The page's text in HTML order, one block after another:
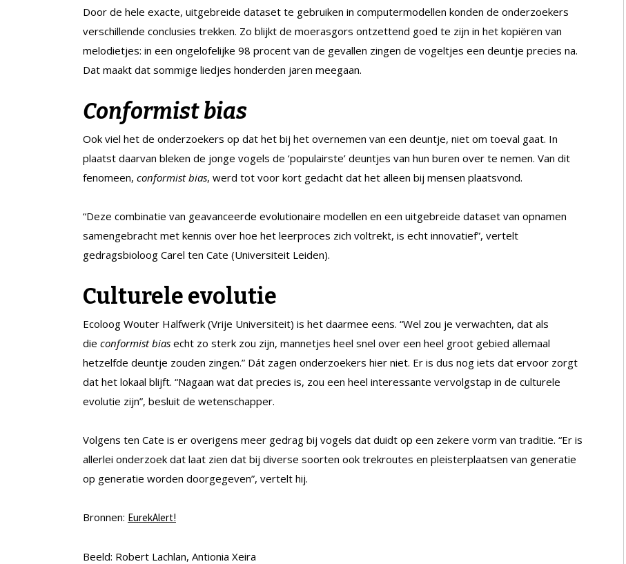
Door de hele exacte, uitgebreide dataset te gebruiken in computermodellen konden de onderzoekers
verschillende conclusies trekken. Zo blijkt de moerasgors ontzettend goed te zijn in het kopiëren van
melodietjes: in een ongelofelijke 98 procent van de gevallen zingen de vogeltjes een deuntje precies na.
Dat maakt dat sommige liedjes honderden jaren meegaan.
Conformist bias
Ook viel het de onderzoekers op dat het bij het overnemen van een deuntje, niet om toeval gaat. In
plaatst daarvan bleken de jonge vogels de ‘populairste’ deuntjes van hun buren over te nemen. Van dit
fenomeen, conformist bias, werd tot voor kort gedacht dat het alleen bij mensen plaatsvond.
“Deze combinatie van geavanceerde evolutionaire modellen en een uitgebreide dataset van opnamen
samengebracht met kennis over hoe het leerproces zich voltrekt, is echt innovatief”, vertelt
gedragsbioloog Carel ten Cate (Universiteit Leiden).
Culturele evolutie
Ecoloog Wouter Halfwerk (Vrije Universiteit) is het daarmee eens. “Wel zou je verwachten, dat als
die conformist bias echt zo sterk zou zijn, mannetjes heel snel over een heel groot gebied allemaal
hetzelfde deuntje zouden zingen.” Dát zagen onderzoekers hier niet. Er is dus nog iets dat ervoor zorgt
dat het lokaal blijft. “Nagaan wat dat precies is, zou een heel interessante vervolgstap in de culturele
evolutie zijn”, besluit de wetenschapper.
Volgens ten Cate is er overigens meer gedrag bij vogels dat duidt op een zekere vorm van traditie. “Er is
allerlei onderzoek dat laat zien dat bij diverse soorten ook trekroutes en pleisterplaatsen van generatie
op generatie worden doorgegeven”, vertelt hij.
Bronnen: EurekAlert!
Beeld: Robert Lachlan, Antionia Xeira